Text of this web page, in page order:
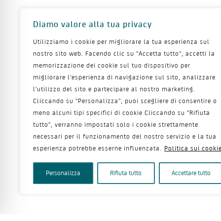
Diamo valore alla tua privacy
Utilizziamo i cookie per migliorare la tua esperienza sul
nostro sito web. Facendo clic su "Accetta tutto", accetti la
memorizzazione dei cookie sul tuo dispositivo per
migliorare l'esperienza di navigazione sul sito, analizzare
l'utilizzo del sito e partecipare al nostro marketing.
Cliccando su "Personalizza", puoi scegliere di consentire o
meno alcuni tipi specifici di cookie Cliccando su "Rifiuta
tutto", verranno impostati solo i cookie strettamente
necessari per il funzionamento del nostro servizio e la tua
esperienza potrebbe esserne influenzata. Politica sui
Personalizza Rifiuta tutto Accettare tutto